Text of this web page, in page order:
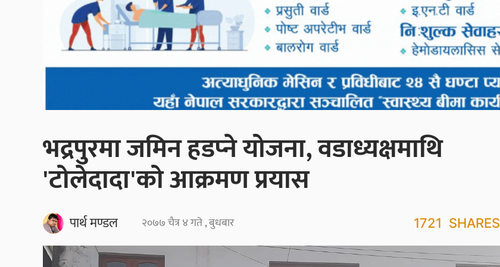
भद्रपुरमा जमिन हडप्‍ने योजना, वडाध्यक्षमाथि
'टोलेदादा'को आक्रमण प्रयास
पार्थ मण्डल २०७७ चैत्र ४ गते , बुधबार 1721 SHARES